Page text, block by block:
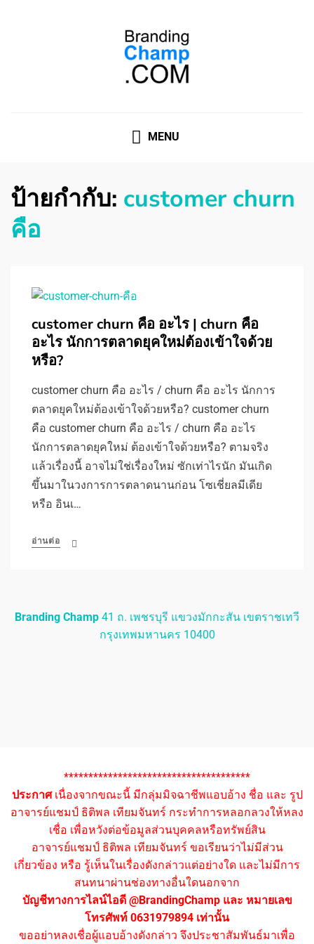
MENU
ป้ายกำกับ: customer churn
คือ
customer churn คือ อะไร | churn คือ
อะไร นักการตลาดยุคใหม่ต้องเข้าใจด้วย
หรือ?
customer churn คือ อะไร / churn คือ อะไร นักการ
ตลาดยุคใหม่ต้องเข้าใจด้วยหรือ? customer churn
คือ customer churn คือ อะไร / churn คือ อะไร
นักการตลาดยุคใหม่ ต้องเข้าใจด้วยหรือ? ตามจริง
แล้วเรื่องนี้ อาจไม่ใช่เรื่องใหม่ ซักเท่าไรนัก มันเกิด
ขึ้นมาในวงการการตลาดนานก่อน โซเชี่ยลมีเดีย
หรือ อินเ…
อ่านต่อ
Branding Champ 41 ถ. เพชรบุรี แขวงมักกะสัน เขตราชเทวี
กรุงเทพมหานคร 10400
**************************************
ประกาศเนื่องจากขณะนี้ มีกลุ่มมิจฉาชีพแอบอ้าง ชื่อ และ รูป
อาจารย์แชมป์ ธิติพล เทียมจันทร์ กระทำการหลอกลวงให้หลง
เชื่อ เพื่อหวังต่อข้อมูลส่วนบุคคลหรือทรัพย์สิน
อาจารย์แชมป์ ธิติพล เทียมจันทร์ ขอเรียนว่าไม่มีส่วน
เกี่ยวข้อง หรือ รู้เห็นในเรื่องดังกล่าวแต่อย่างใด และไม่มีการ
สนทนาผ่านช่องทางอื่นใดนอกจาก
บัญชีทางการไลน์ไอดี @BrandingChamp และ หมายเลข
โทรศัพท์ 0631979894 เท่านั้น
ขออย่าหลงเชื่อผู้แอบอ้างดังกล่าว จึงประชาสัมพันธ์มาเพื่อ